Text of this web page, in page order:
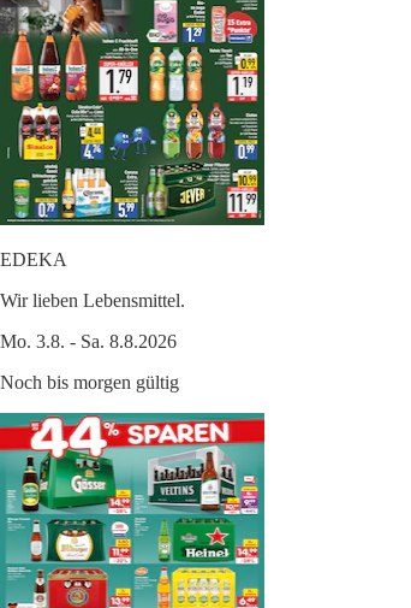
EDEKA
Wir lieben Lebensmittel.
Mo. 3.8. - Sa. 8.8.2026
Noch bis morgen gültig